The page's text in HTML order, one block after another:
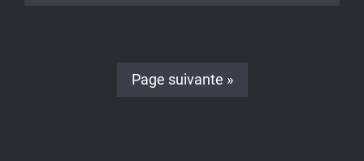
Page suivante »